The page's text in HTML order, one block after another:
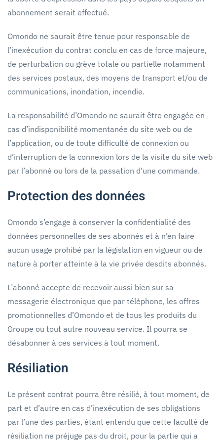
abonnement serait effectué.
Omondo ne saurait être tenue pour responsable de
l’inexécution du contrat conclu en cas de force majeure,
de perturbation ou grève totale ou partielle notamment
des services postaux, des moyens de transport et/ou de
communications, inondation, incendie.
La responsabilité d’Omondo ne saurait être engagée en
cas d’indisponibilité momentanée du site web ou de
l’application, ou de toute difficulté de connexion ou
d’interruption de la connexion lors de la visite du site web
par l’abonné ou lors de la passation d’une commande.
Protection des données
Omondo s’engage à conserver la confidentialité des
données personnelles de ses abonnés et à n’en faire
aucun usage prohibé par la législation en vigueur ou de
nature à porter atteinte à la vie privée desdits abonnés.
L’abonné accepte de recevoir aussi bien sur sa
messagerie électronique que par téléphone, les offres
promotionnelles d’Omondo et de tous les produits du
Groupe ou tout autre nouveau service. Il pourra se
désabonner à ces services à tout moment.
Résiliation
Le présent contrat pourra être résilié, à tout moment, de
part et d’autre en cas d’inexécution de ses obligations
par l’une des parties, étant entendu que cette faculté de
résiliation ne préjuge pas du droit, pour la partie qui a